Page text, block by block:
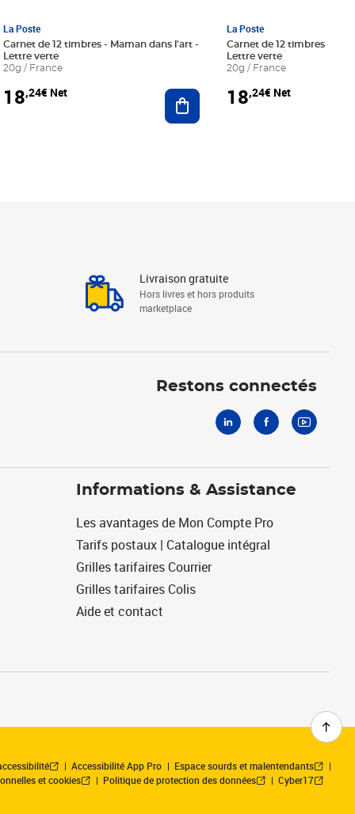
au panier
La Poste
Carnet de 12 timbres - Maman dans l'art -
Lettre verte
20g / France
18,24€ Net Ajouter au panier
La Poste
Carnet de 12 timbres - Le
Lettre verte
20g / France
18,24€ Net
Livraison gratuite
Hors livres et hors produits
marketplace
Restons connectés
Informations & Assistance
Les avantages de Mon Compte Pro
Tarifs postaux | Catalogue intégral
Grilles tarifaires Courrier
Grilles tarifaires Colis
Aide et contact
Accessibilité App Pro
Espace sourds et malentendants
et cookies
Politique de protection des données Cyber17